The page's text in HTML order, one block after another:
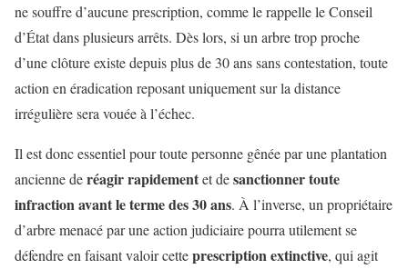
ne souffre d’aucune prescription, comme le rappelle le Conseil
d’État dans plusieurs arrêts. Dès lors, si un arbre trop proche
d’une clôture existe depuis plus de 30 ans sans contestation, toute
action en éradication reposant uniquement sur la distance
irrégulière sera vouée à l’échec.
Il est donc essentiel pour toute personne gênée par une plantation
ancienne deréagir rapidementet desanctionner toute
infraction avant le terme des 30 ans. À l’inverse, un propriétaire
d’arbre menacé par une action judiciaire pourra utilement se
défendre en faisant valoir cetteprescription extinctive, qui agit